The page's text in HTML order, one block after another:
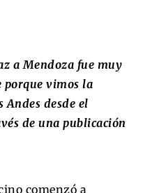
a Mendoza fue muy
vimos la
desde el
de una publicación
comenzó a